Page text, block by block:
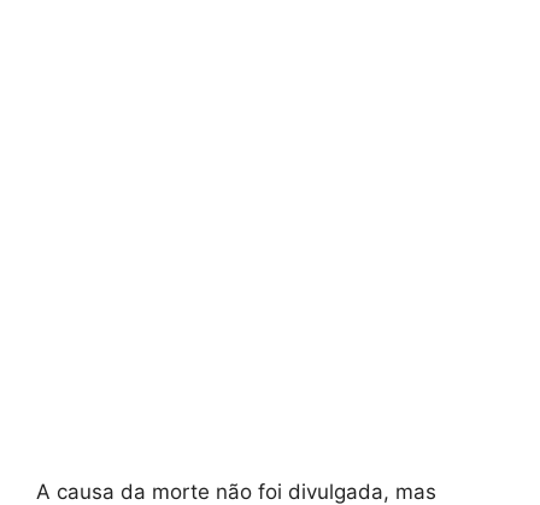
A causa da morte não foi divulgada, mas